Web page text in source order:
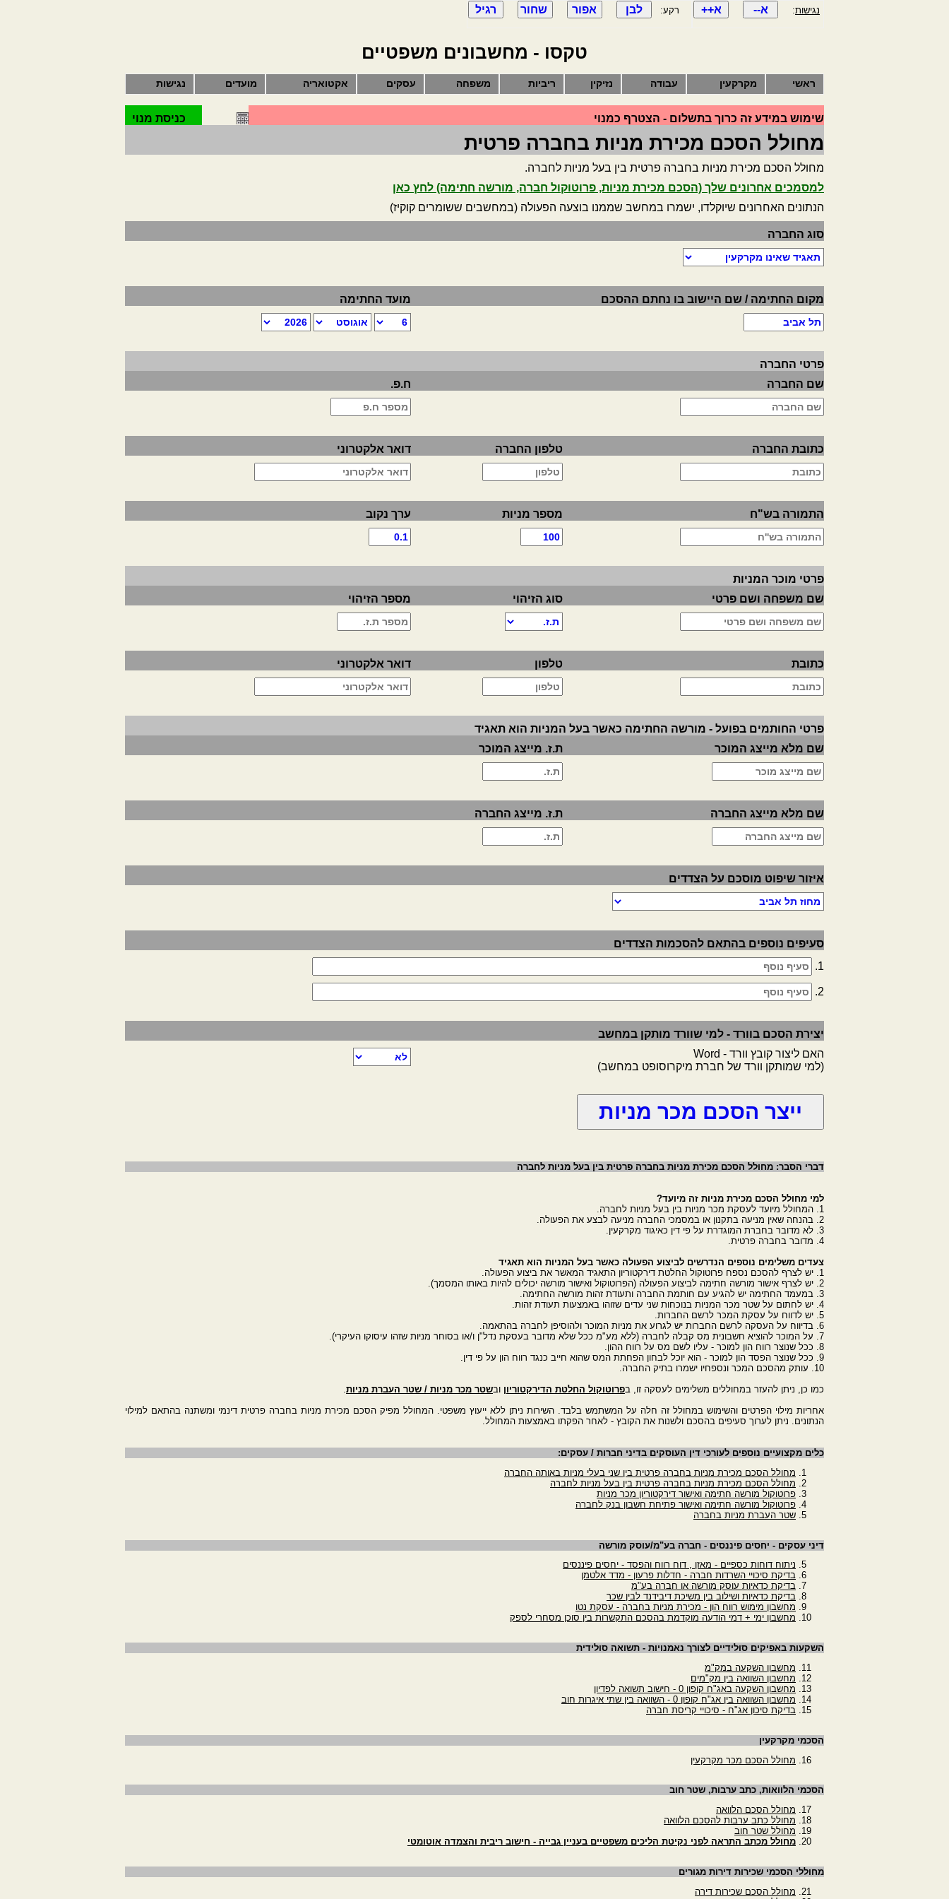
נגישות: רקע:
טקסו - מחשבונים משפטיים
ראשי מקרקעין עבודה נזיקין ריביות משפחה עסקים אקטואריה מועדים נגישות
שימוש במידע זה כרוך בתשלום - הצטרף כמנוי כניסת מנוי
מחולל הסכם מכירת מניות בחברה פרטית
מחולל הסכם מכירת מניות בחברה פרטית בין בעל מניות לחברה.
למסמכים אחרונים שלך (הסכם מכירת מניות, פרוטוקול חברה, מורשה חתימה) לחץ כאן
הנתונים האחרונים שיוקלדו, ישמרו במחשב שממנו בוצעה הפעולה (במחשבים ששומרים קוקיז)
סוג החברה
מקום החתימה / שם היישוב בו נחתם ההסכם מועד החתימה
פרטי החברה
שם החברה
ח.פ.
כתובת החברה טלפון החברה דואר אלקטרוני
התמורה בש"ח מספר מניות ערך נקוב
פרטי מוכר המניות
שם משפחה ושם פרטי
סוג הזיהוי מספר הזיהוי
כתובת טלפון דואר אלקטרוני
פרטי החותמים בפועל - מורשה החתימה כאשר בעל המניות הוא תאגיד
שם מלא מייצג המוכר
ת.ז. מייצג המוכר
שם מלא מייצג החברה ת.ז. מייצג החברה
איזור שיפוט מוסכם על הצדדים
סעיפים נוספים בהתאם להסכמות הצדדים
1.
2.
יצירת הסכם בוורד - למי שוורד מותקן במחשב
האם ליצור קובץ וורד - Word
(למי שמותקן וורד של חברת מיקרוסופט במחשב)
דברי הסבר: מחולל הסכם מכירת מניות בחברה פרטית בין בעל מניות לחברה
למי מחולל הסכם מכירת מניות זה מיועד?
1. המחולל מיועד לעסקת מכר מניות בין בעל מניות לחברה.
2. בהנחה שאין מניעה בתקנון או במסמכי החברה מניעה לבצע את הפעולה.
3. לא מדובר בחברת המוגדרת על פי דין כאיגוד מקרקעין.
4. מדובר בחברה פרטית.
צעדים משלימים נוספים הנדרשים לביצוע הפעולה כאשר בעל המניות הוא תאגיד
1. יש לצרף להסכם נספח פרוטוקול החלטת דירקטוריון התאגיד המאשר את ביצוע הפעולה.
2. יש לצרף אישור מורשה חתימה לביצוע הפעולה (הפרוטוקול ואישור מורשה יכולים להיות באותו המסמך).
3. במעמד החתימה יש להגיע עם חותמת החברה ותעודת זהות מורשה החתימה.
4. יש לחתום על שטר מכר המניות בנוכחות שני עדים שזוהו באמצעות תעודת זהות.
5. יש לדווח על עסקת המכר לרשם החברות.
6. בדיווח על העסקה לרשם החברות יש לגרוע את מניות המוכר ולהוסיפן לחברה בהתאמה.
7. על המוכר להוציא חשבונית מס קבלה לחברה (ללא מע"מ ככל שלא מדובר בעסקת נדל"ן ו/או בסוחר מניות שזהו עיסוקו העיקרי).
8. ככל שנוצר רווח הון למוכר - עליו לשם מס על רווח ההון.
9. ככל שנוצר הפסד הון למוכר - הוא יוכל לבחון הפחתת המס שהוא חייב כנגד רווח הון על פי דין.
10. עותק מהסכם המכר ונספחיו ישמרו בתיק החברה.
כמו כן, ניתן להעזר במחוללים משלימים לעסקה זו, בפרוטוקול החלטת הדירקטוריון ובשטר מכר מניות / שטר העברת מניות.
אחריות מילוי הפרטים והשימוש במחולל זה חלה על המשתמש בלבד. השירות ניתן ללא ייעוץ משפטי. המחולל מפיק הסכם מכירת מניות בחברה פרטית דינמי ומשתנה בהתאם למילוי
הנתונים. ניתן לערוך סעיפים בהסכם ולשנות את הקובץ - לאחר הפקתו באמצעות המחולל.
כלים מקצועיים נוספים לעורכי דין העוסקים בדיני חברות / עסקים:
מחולל הסכם מכירת מניות בחברה פרטית בין שני בעלי מניות באותה החברה
מחולל הסכם מכירת מניות בחברה פרטית בין בעל מניות לחברה
פרוטוקול מורשה חתימה ואישור דירקטוריון מכר מניות
פרוטוקול מורשה חתימה ואישור פתיחת חשבון בנק לחברה
שטר העברת מניות בחברה
דיני עסקים - יחסים פיננסים - חברה בע"מ/עוסק מורשה
ניתוח דוחות כספיים - מאזן , דוח רווח והפסד - יחסים פיננסים
בדיקת סיכויי השרדות חברה - חדלות פרעון - מדד אלטמן
בדיקת כדאיות עוסק מורשה או חברה בע"מ
בדיקת כדאיות ושילוב בין משיכת דיבידנד לבין שכר
מחשבון מימוש רווח הון - מכירת מניות בחברה - עסקת נטו
מחשבון ימי + דמי הודעה מוקדמת בהסכם התקשרות בין סוכן מסחרי לספק
השקעות באפיקים סולידיים לצורך נאמנויות - תשואה סולידית
מחשבון השקעה במק"מ
מחשבון השוואה בין מק"מים
מחשבון השקעה באג"ח קופון 0 - חישוב תשואה לפדיון
מחשבון השוואה בין אג"ח קופון 0 - השוואה בין שתי איגרות חוב
בדיקת סיכון אג"ח - סיכויי קריסת חברה
הסכמי מקרקעין
מחולל הסכם מכר מקרקעין
הסכמי הלוואות, כתב ערבות, שטר חוב
מחולל הסכם הלוואה
מחולל כתב ערבות להסכם הלוואה
מחולל שטר חוב
מחולל מכתב התראה לפני נקיטת הליכים משפטיים בעניין גבייה - חישוב ריבית והצמדה אוטומטי
מחוללי הסכמי שכירות דירות מגורים
מחולל הסכם שכירות דירה